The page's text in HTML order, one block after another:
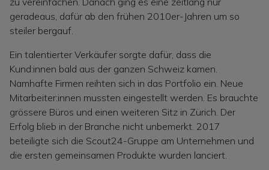
geradeaus, dafür ab den frühen 2010er-Jahren um so
steiler bergauf.
Ein talentierter Verkäufer sorgte dafür, dass die
Kund:innen bald aus der ganzen Schweiz kamen.
Namhafte Firmen reihten sich in das Portfolio ein. Neue
Mitarbeiter:innen mussten eingestellt werden. Es brauchte
grössere Büros und einen weiteren Sitz in Zürich. Der
Erfolg blieb in der Branche nicht unbemerkt. 2017
beteiligte sich die Scout24-Gruppe am Unternehmen und
die ersten gemeinsamen Produkte wurden lanciert.